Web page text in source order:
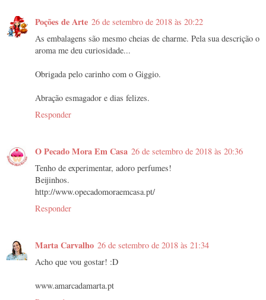
Poções de Arte 26 de setembro de 2018 às 20:22
As embalagens são mesmo cheias de charme. Pela sua descrição o
aroma me deu curiosidade...
Obrigada pelo carinho com o Giggio.
Abração esmagador e dias felizes.
Responder
O Pecado Mora Em Casa 26 de setembro de 2018 às 20:36
Tenho de experimentar, adoro perfumes!
Beijinhos.
http://www.opecadomoraemcasa.pt/
Responder
Marta Carvalho 26 de setembro de 2018 às 21:34
Acho que vou gostar! :D
www.amarcadamarta.pt